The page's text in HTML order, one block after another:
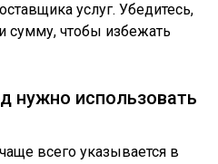
услуг. Убедитесь,
сумму, чтобы избежать
нужно использовать
всего указывается в